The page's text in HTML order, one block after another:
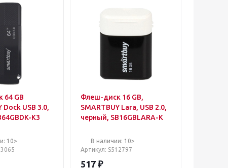
64 GB
Dock USB 3.0,
K3
10>
Флеш-диск 16 GB,
SMARTBUY Lara, USB 2.0,
черный, SB16GBLARA-K
В наличии: 10>
Артикул: S512797
517 ₽